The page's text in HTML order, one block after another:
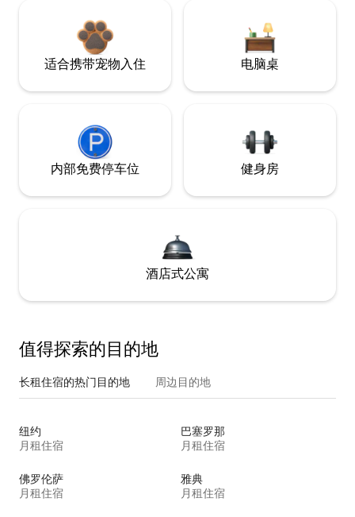
适合携带宠物入住 电脑桌
内部免费停车位 健身房
酒店式公寓
值得探索的目的地
长租住宿的热门目的地 周边目的地
纽约
月租住宿
巴塞罗那
月租住宿
佛罗伦萨
月租住宿
雅典
月租住宿